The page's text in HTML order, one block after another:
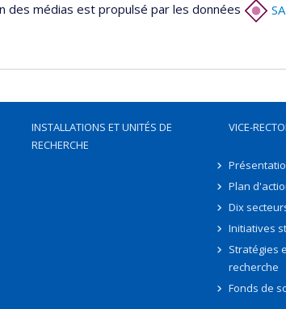
des médias est propulsé par les données
INSTALLATIONS ET UNITÉS DE
RECHERCHE
VICE-
Plan
Dix
Initiatives
Stratégies
recherche
Fonds de